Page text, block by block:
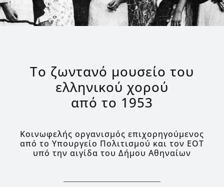
Το ζωντανό μουσείο του
ελληνικού χορού
από το 1953
Κοινωφελής οργανισμός επιχορηγούμενος
από το Υπουργείο Πολιτισμού και τον ΕΟΤ
υπό την αιγίδα του Δήμου Αθηναίων